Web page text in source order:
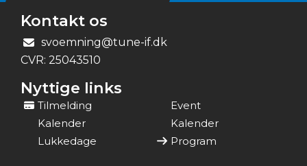
Kontakt os
svoemning@tune-if.dk
CVR: 25043510
Nyttige links
Tilmelding
Event
Kalender
Kalender
Lukkedage
Program